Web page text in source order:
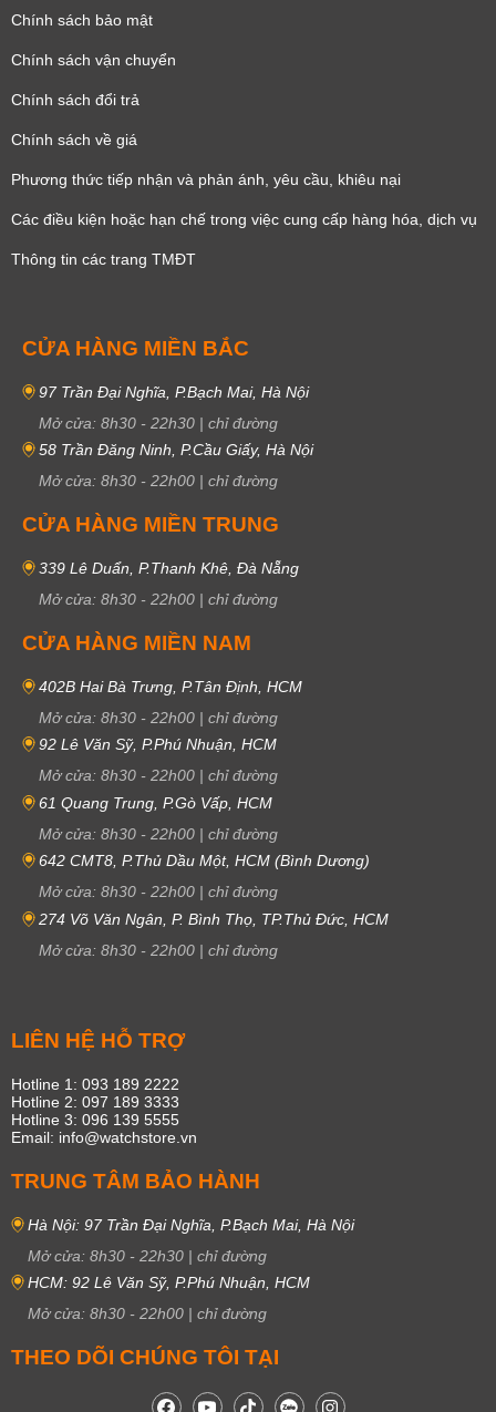
Chính sách bảo mật
Chính sách vận chuyển
Chính sách đổi trả
Chính sách về giá
Phương thức tiếp nhận và phản ánh, yêu cầu, khiêu nại
Các điều kiện hoặc hạn chế trong việc cung cấp hàng hóa, dịch vụ
Thông tin các trang TMĐT
CỬA HÀNG MIỀN BẮC
97 Trần Đại Nghĩa, P.Bạch Mai, Hà Nội
Mở cửa: 8h30 - 22h30 | chỉ đường
58 Trần Đăng Ninh, P.Cầu Giấy, Hà Nội
Mở cửa: 8h30 - 22h00 | chỉ đường
CỬA HÀNG MIỀN TRUNG
339 Lê Duẩn, P.Thanh Khê, Đà Nẵng
Mở cửa: 8h30 - 22h00 | chỉ đường
CỬA HÀNG MIỀN NAM
402B Hai Bà Trưng, P.Tân Định, HCM
Mở cửa: 8h30 - 22h00 | chỉ đường
92 Lê Văn Sỹ, P.Phú Nhuận, HCM
Mở cửa: 8h30 - 22h00 | chỉ đường
61 Quang Trung, P.Gò Vấp, HCM
Mở cửa: 8h30 - 22h00 | chỉ đường
642 CMT8, P.Thủ Dầu Một, HCM (Bình Dương)
Mở cửa: 8h30 - 22h00 | chỉ đường
274 Võ Văn Ngân, P. Bình Thọ, TP.Thủ Đức, HCM
Mở cửa: 8h30 - 22h00 | chỉ đường
LIÊN HỆ HỖ TRỢ
Hotline 1: 093 189 2222
Hotline 2: 097 189 3333
Hotline 3: 096 139 5555
Email: info@watchstore.vn
TRUNG TÂM BẢO HÀNH
Hà Nội: 97 Trần Đại Nghĩa, P.Bạch Mai, Hà Nội
Mở cửa: 8h30 - 22h30 | chỉ đường
HCM: 92 Lê Văn Sỹ, P.Phú Nhuận, HCM
Mở cửa: 8h30 - 22h00 | chỉ đường
THEO DÕI CHÚNG TÔI TẠI